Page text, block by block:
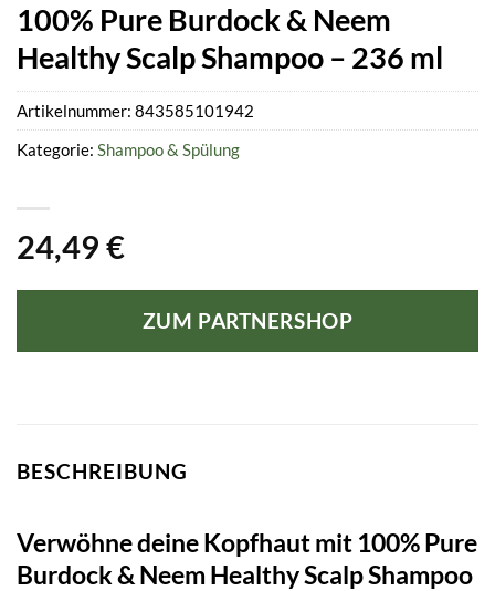
100% Pure Burdock & Neem
Healthy Scalp Shampoo – 236 ml
24,49 €
ZUM PARTNERSHOP
Artikelnummer: 843585101942
Kategorie: Shampoo & Spülung
BESCHREIBUNG
Verwöhne deine Kopfhaut mit 100% Pure
Burdock & Neem Healthy Scalp Shampoo